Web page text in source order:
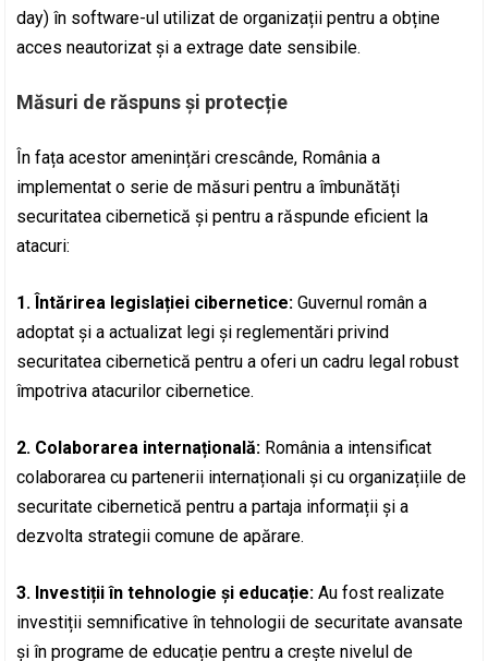
day) în software-ul utilizat de organizații pentru a obține
acces neautorizat și a extrage date sensibile.
Măsuri de răspuns și protecție
În fața acestor amenințări crescânde, România a
implementat o serie de măsuri pentru a îmbunătăți
securitatea cibernetică și pentru a răspunde eficient la
atacuri:
1. Întărirea legislației cibernetice: Guvernul român a
adoptat și a actualizat legi și reglementări privind
securitatea cibernetică pentru a oferi un cadru legal robust
împotriva atacurilor cibernetice.
2. Colaborarea internațională: România a intensificat
colaborarea cu partenerii internaționali și cu organizațiile de
securitate cibernetică pentru a partaja informații și a
dezvolta strategii comune de apărare.
3. Investiții în tehnologie și educație: Au fost realizate
investiții semnificative în tehnologii de securitate avansate
și în programe de educație pentru a crește nivelul de